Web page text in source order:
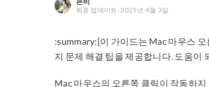
최종 업데이트: 2025년 4월 3일
:summary:[이 가이드는 Mac 마우스
지 문제 해결 팁을 제공합니다. 도움이
Mac 마우스의 오른쪽 클릭이 작동하